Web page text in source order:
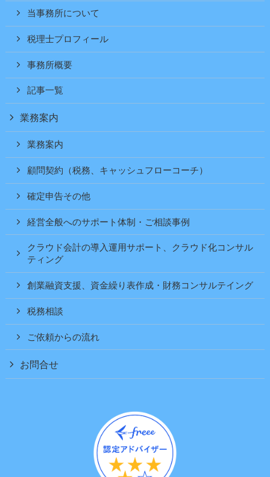
当事務所について
税理士プロフィール
事務所概要
記事一覧
業務案内
業務案内
顧問契約（税務、キャッシュフローコーチ）
確定申告その他
経営全般へのサポート体制・ご相談事例
クラウド会計の導入運用サポート、クラウド化コンサル
ティング
創業融資支援、資金繰り表作成・財務コンサルテイング
税務相談
ご依頼からの流れ
お問合せ